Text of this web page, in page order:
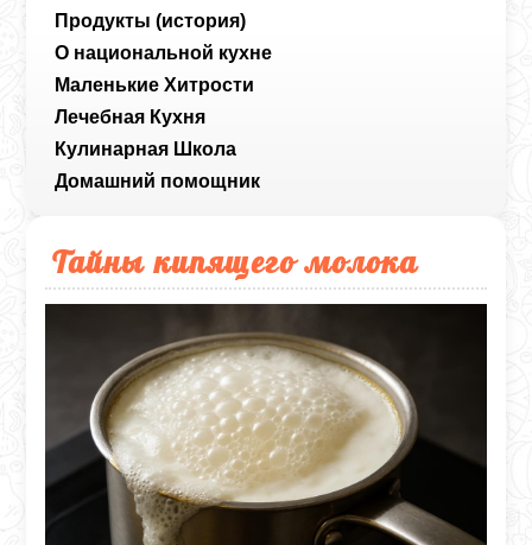
Продукты (история)
О национальной кухне
Маленькие Хитрости
Лечебная Кухня
Кулинарная Школа
Домашний помощник
Тайны кипящего молока